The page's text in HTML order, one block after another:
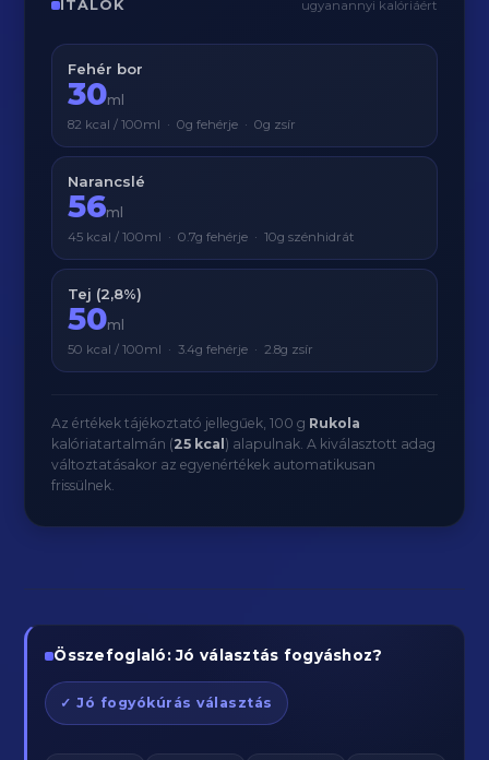
ITALOK ugyanannyi kalóriáért
Fehér bor
30ml
82 kcal / 100ml · 0g fehérje · 0g zsír
Narancslé
56ml
45 kcal / 100ml · 0.7g fehérje · 10g szénhidrát
Tej (2,8%)
50ml
50 kcal / 100ml · 3.4g fehérje · 2.8g zsír
Az értékek tájékoztató jellegűek, 100 g Rukola
kalóriatartalmán (25 kcal ) alapulnak. A kiválasztott adag
változtatásakor az egyenértékek automatikusan
frissülnek.
Összefoglaló: Jó választás fogyáshoz?
✓ Jó fogyókúrás választás